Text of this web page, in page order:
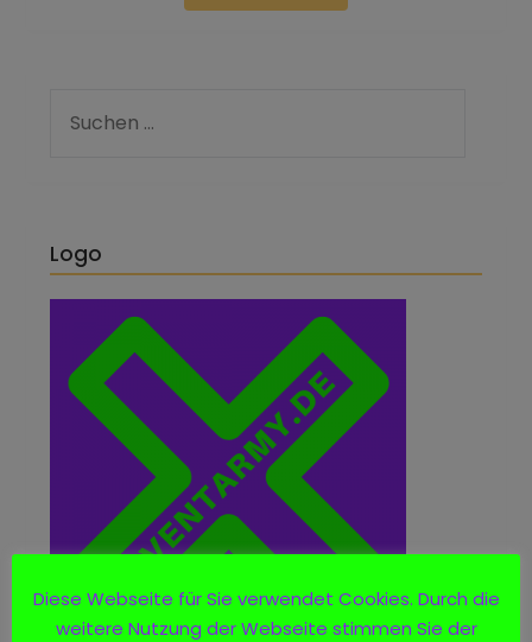
Logo
Diese Webseite für Sie verwendet Cookies. Durch die
weitere Nutzung der Webseite stimmen Sie der